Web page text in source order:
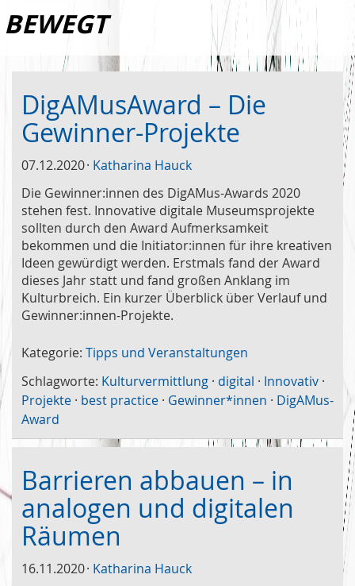
BEWEGT
DigAMusAward – Die
Gewinner-Projekte
07.12.2020 Katharina Hauck
Die Gewinner:innen des DigAMus-Awards 2020
stehen fest. Innovative digitale Museumsprojekte
sollten durch den Award Aufmerksamkeit
bekommen und die Initiator:innen für ihre kreativen
Ideen gewürdigt werden. Erstmals fand der Award
dieses Jahr statt und fand großen Anklang im
Kulturbreich. Ein kurzer Überblick über Verlauf und
Gewinner:innen-Projekte.
Kategorie: Tipps und Veranstaltungen
Schlagworte: Kulturvermittlung · digital · Innovativ ·
Projekte · best practice · Gewinner*innen · DigAMus-
Award
Barrieren abbauen – in
analogen und digitalen
Räumen
16.11.2020 Katharina Hauck